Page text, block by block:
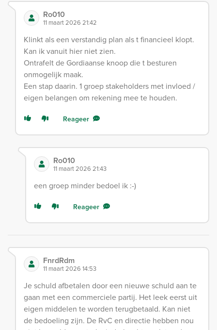
Ro010
11 maart 2026 21:42
Klinkt als een verstandig plan als t financieel klopt.
Kan ik vanuit hier niet zien.
Ontrafelt de Gordiaanse knoop die t besturen
onmogelijk maak.
Een stap daarin. 1 groep stakeholders met invloed /
eigen belangen om rekening mee te houden.
Reageer
Ro010
11 maart 2026 21:43
een groep minder bedoel ik :-)
Reageer
FnrdRdm
11 maart 2026 14:53
Je schuld afbetalen door een nieuwe schuld aan te
gaan met een commerciele partij. Het leek eerst uit
eigen middelen te worden terugbetaald. Kan niet
de bedoeling zijn. De RvC en directie hebben nou